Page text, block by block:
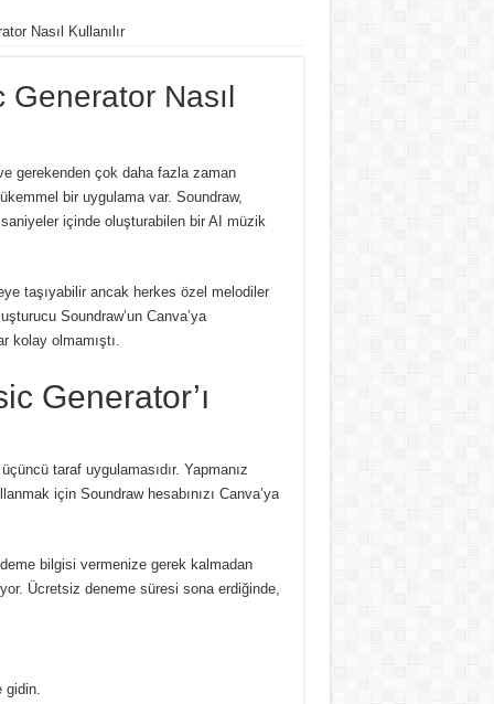
Nasıl Kullanılır
Generator Nasıl
gerekenden çok daha fazla zaman
bir uygulama var. Soundraw,
içinde oluşturabilen bir AI müzik
taşıyabilir ancak herkes özel melodiler
Soundraw’un Canva’ya
olmamıştı.
Generator’ı
taraf uygulamasıdır. Yapmanız
için Soundraw hesabınızı Canva’ya
bilgisi vermenize gerek kalmadan
Ücretsiz deneme süresi sona erdiğinde,
gidin.